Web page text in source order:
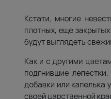
Кстати, многие
плотных, еще
будут выглядеть
Как и с другими
подгнившие
добавки или капелька
своей царственной